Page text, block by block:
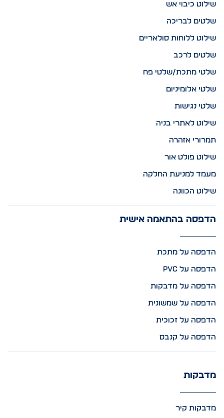
שילוט כיבוי אש
שלטים לבריכה
שילוט ללוחות סולאריים
שלטים לרכב
שלטי מתכת/שלטי פח
שלטי אלומיניום
שלטי נגישות
שילוט לאתרי בניה
תמרורי אזהרה
שילוט פולט אור
מעמד למניעת החלקה
שילוט הכוונה
הדפסה בהתאמה אישית
הדפסה על מתכת
הדפסה על PVC
הדפסה על מדבקות
הדפסה על שמשונית
הדפסה על זכוכית
הדפסה על קנבס
מדבקות
מדבקות קיר